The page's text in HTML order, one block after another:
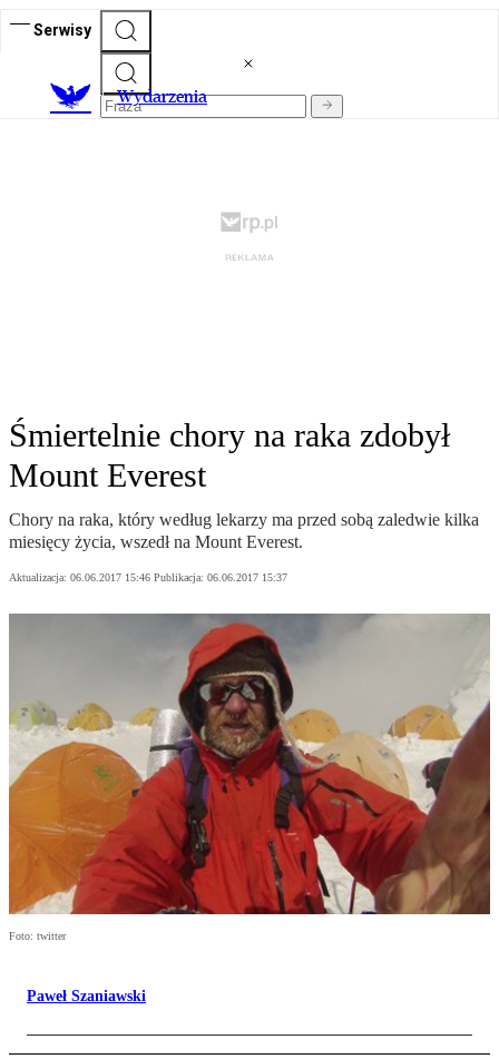
Serwisy
Wydarzenia
Śmiertelnie chory na raka zdobył
Mount Everest
Chory na raka, który według lekarzy ma przed sobą zaledwie kilka
miesięcy życia, wszedł na Mount Everest.
Aktualizacja: 06.06.2017 15:46 Publikacja: 06.06.2017 15:37
Foto: twitter
Paweł Szaniawski